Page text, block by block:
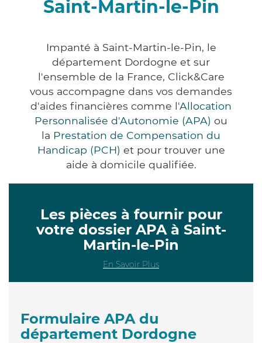
Saint-Martin-le-Pin
Impanté à Saint-Martin-le-Pin, le
département Dordogne et sur
l'ensemble de la France, Click&Care
vous accompagne dans vos demandes
d'aides financières comme l'Allocation
Personnalisée d'Autonomie (APA) ou
la Prestation de Compensation du
Handicap (PCH) et pour trouver une
aide à domicile qualifiée.
Les pièces à fournir pour
votre dossier APA à Saint-
Martin-le-Pin
En Savoir Plus
Formulaire APA du
département Dordogne